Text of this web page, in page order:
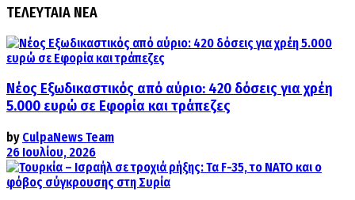
ΤΕΛΕΥΤΑΙΑ ΝΕΑ
Νέος Εξωδικαστικός από αύριο: 420 δόσεις για χρέη
5.000 ευρώ σε Εφορία και τράπεζες
by CulpaNews Team
26 Ιουλίου, 2026